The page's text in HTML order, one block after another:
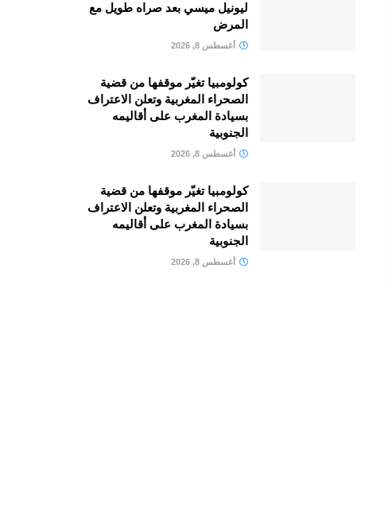
ليونيل ميسي بعد صراه طويل مع
المرض
أغسطس 8, 2026
كولومبيا تغيّر موقفها من قضية
الصحراء المغربية وتعلن الاعتراف
بسيادة المغرب على أقاليمه
الجنوبية
أغسطس 8, 2026
كولومبيا تغيّر موقفها من قضية
الصحراء المغربية وتعلن الاعتراف
بسيادة المغرب على أقاليمه
الجنوبية
أغسطس 8, 2026